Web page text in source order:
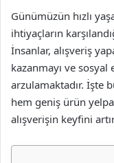
Günümüzün hızlı
ihtiyaçların
İnsanlar, alışveriş
kazanmayı ve
arzulamaktadır. İşte
hem geniş ürün
alışverişin keyfini